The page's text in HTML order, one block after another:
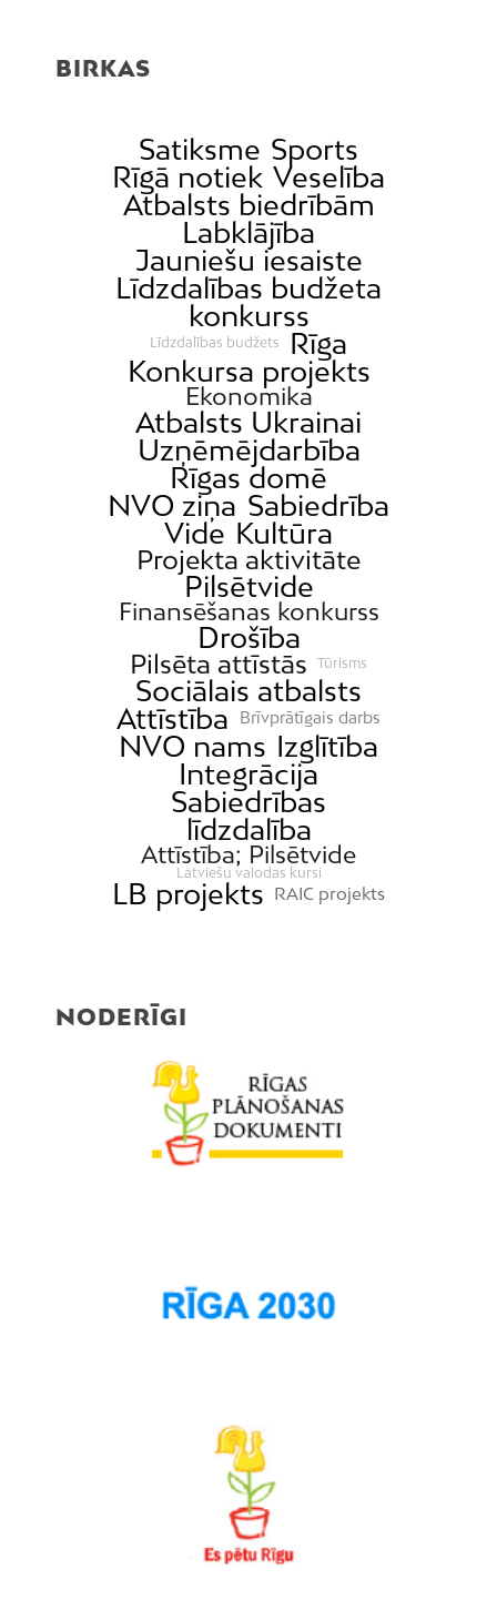
BIRKAS
Satiksme Sports
Rīgā notiek Veselība
Atbalsts biedrībām
Labklājība
Jauniešu iesaiste
Līdzdalības budžeta
konkurss
Līdzdalības budžets
Rīga
Konkursa projekts
Ekonomika
Atbalsts Ukrainai
Uzņēmējdarbība
Rīgas domē
NVO ziņa Sabiedrība
Vide Kultūra
Projekta aktivitāte
Pilsētvide
Finansēšanas konkurss
Drošība
Pilsēta attīstās Tūrisms
Sociālais atbalsts
Attīstība
Brīvprātīgais darbs
NVO nams Izglītība
Integrācija
Sabiedrības
līdzdalība
Attīstība; Pilsētvide
Latviešu valodas kursi
LB projekts RAIC projekts
NODERĪGI